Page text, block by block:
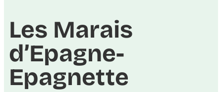
Les Marais
d’Epagne-
Epagnette